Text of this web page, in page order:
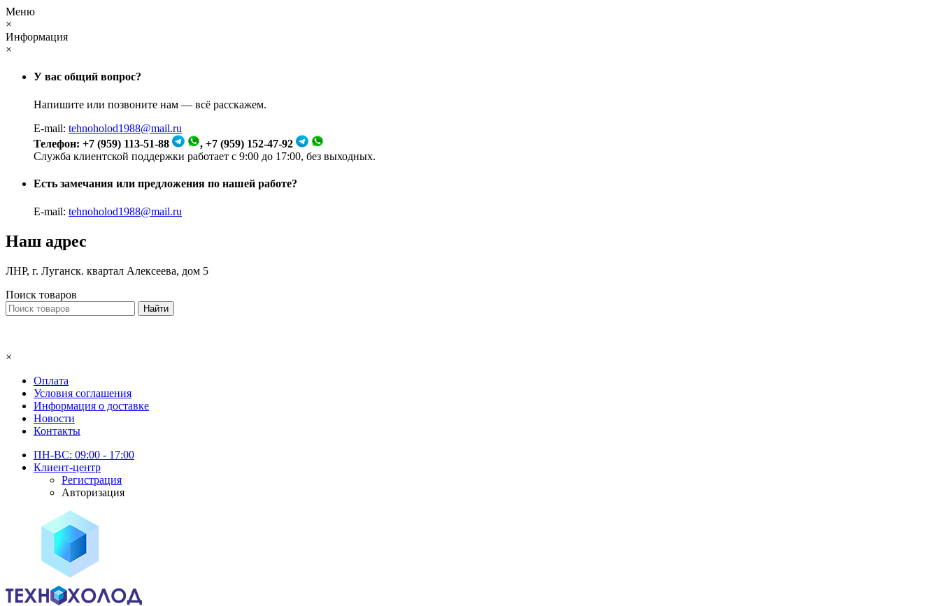
Меню
×
Информация
×
У вас общий вопрос?
Напишите или позвоните нам — всё расскажем.
E-mail: tehnoholod1988@mail.ru
Телефон: +7 (959) 113-51-88
, +7 (959) 152-47-92
Служба клиентской поддержки работает с 9:00 до 17:00, без выходных.
Есть замечания или предложения по нашей работе?
E-mail: tehnoholod1988@mail.ru
Наш адрес
ЛНР, г. Луганск. квартал Алексеева, дом 5
Поиск товаров
×
Оплата
Условия соглашения
Информация о доставке
Новости
Контакты
ПН-ВС: 09:00 - 17:00
Клиент-центр
Регистрация
Авторизация